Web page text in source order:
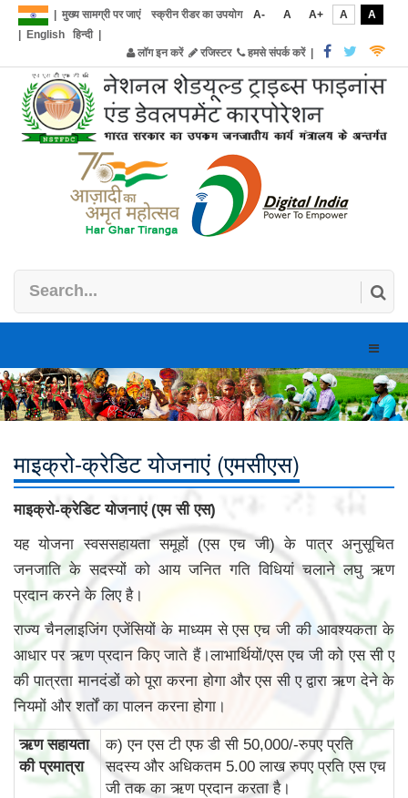
मुख्य सामग्री पर जाएं स्क्रीन रीडर का उपयोग A- A A+ A
A
English हिन्दी|
लॉग इन करें
रजिस्टर हमसे संपर्क करें|
Toggle
माइक्रो-क्रेडिट योजनाएं (एमसीएस)
माइक्रो-क्रेडिट योजनाएं (एम सी एस)
यह योजना स्वससहायता समूहों (एस एच जी) के पात्र अनुसूचित
जनजाति के सदस्यों को आय जनित गति विधियां चलाने लघु ऋण
प्रदान करने के लिए है।
राज्य चैनलाइजिंग एजेंसियों के माध्यम से एस एच जी की आवश्यकता के
आधार पर ऋण प्रदान किए जाते हैं।लाभार्थियों/एस एच जी को एस सी ए
की पात्रता मानदंडों को पूरा करना होगा और एस सी ए द्वारा ऋण देने के
नियमों और शर्तों का पालन करना होगा।
ऋण सहायता
की प्रमात्रा
क) एन एस टी एफ डी सी 50,000/-रुपए प्रति
सदस्य और अधिकतम 5.00 लाख रुपए प्रति एस एच
जी तक का ऋण प्रदान करता है।